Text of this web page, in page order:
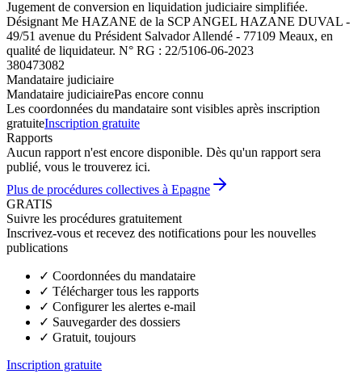
Jugement de conversion en liquidation judiciaire simplifiée.
Désignant Me HAZANE de la SCP ANGEL HAZANE DUVAL -
49/51 avenue du Président Salvador Allendé - 77109 Meaux, en
qualité de liquidateur. N° RG : 22/5106-06-2023
380473082
Mandataire judiciaire
Mandataire judiciairePas encore connu
Les coordonnées du mandataire sont visibles après inscription
gratuiteInscription gratuite
Rapports
Aucun rapport n'est encore disponible. Dès qu'un rapport sera
publié, vous le trouverez ici.
Plus de procédures collectives à Epagne
GRATIS
Suivre les procédures gratuitement
Inscrivez-vous et recevez des notifications pour les nouvelles
publications
✓ Coordonnées du mandataire
✓ Télécharger tous les rapports
✓ Configurer les alertes e-mail
✓ Sauvegarder des dossiers
✓ Gratuit, toujours
Inscription gratuite